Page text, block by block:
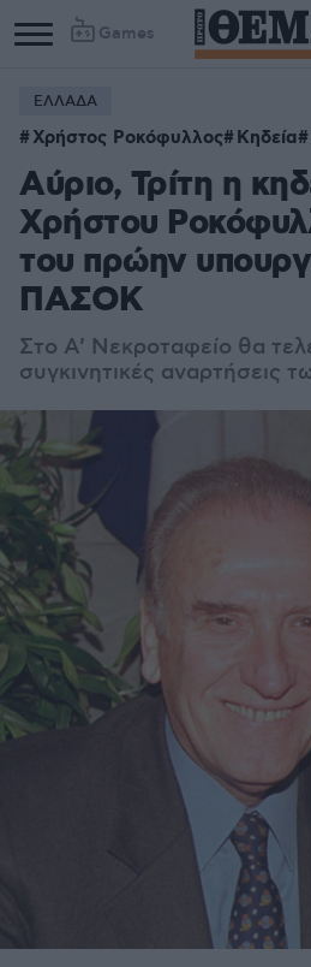
Games
ΕΛΛΑΔΑ
Χρήστος Ροκόφυλλος Κηδεία
Αύριο, Τρίτη η
Χρήστου
του πρώην
ΠΑΣΟΚ
Στο Α’ Νεκροταφείο θα
συγκινητικές αναρτήσεις